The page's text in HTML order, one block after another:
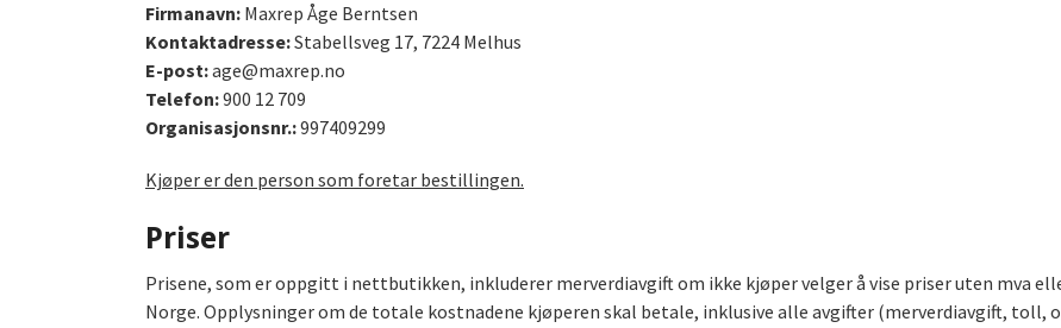
Firmanavn: Maxrep Åge Berntsen
Kontaktadresse:Stabellsveg 17, 7224 Melhus
E-post:age@maxrep.no
Telefon:900 12 709
Organisasjonsnr.:997409299
Kjøper er den person som foretar bestillingen.
Priser
Prisene, som er oppgitt i nettbutikken, inkluderer merverdiavgift om ikke kjøper velger å vise priser uten mva
Norge. Opplysninger om de totale kostnadene kjøperen skal betale, inklusive alle avgifter (merverdiavgift,